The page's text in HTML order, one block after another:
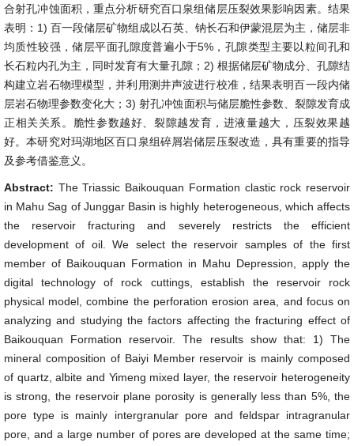
合射孔冲蚀面积，重点分析研究百口泉组储层压裂效果影响因素。结果
表明：1) 百一段储层矿物组成以石英、钠长石和伊蒙混层为主，储层非
均质性较强，储层平面孔隙度普遍小于5%，孔隙类型主要以粒间孔和
长石粒内孔为主，同时发育有大量孔隙；2) 根据储层矿物成分、孔隙结
构建立岩石物理模型，并利用测井声波进行校准，结果表明百一段内储
层岩石物理参数变化大；3) 射孔冲蚀面积与储层脆性参数、裂隙发育成
正相关关系。脆性参数越好、裂隙越发育，进液量越大，压裂效果越
好。本研究对玛湖地区百口泉组碎屑岩储层压裂改造，具有重要的指导
及参考借鉴意义。
Abstract: The Triassic Baikouquan Formation clastic rock reservoir
in Mahu Sag of Junggar Basin is highly heterogeneous, which affects
the reservoir fracturing and severely restricts the efficient
development of oil. We select the reservoir samples of the first
member of Baikouquan Formation in Mahu Depression, apply the
digital technology of rock cuttings, establish the reservoir rock
physical model, combine the perforation erosion area, and focus on
analyzing and studying the factors affecting the fracturing effect of
Baikouquan Formation reservoir. The results show that: 1) The
mineral composition of Baiyi Member reservoir is mainly composed
of quartz, albite and Yimeng mixed layer, the reservoir heterogeneity
is strong, the reservoir plane porosity is generally less than 5%, the
pore type is mainly intergranular pore and feldspar intragranular
pore, and a large number of pores are developed at the same time;